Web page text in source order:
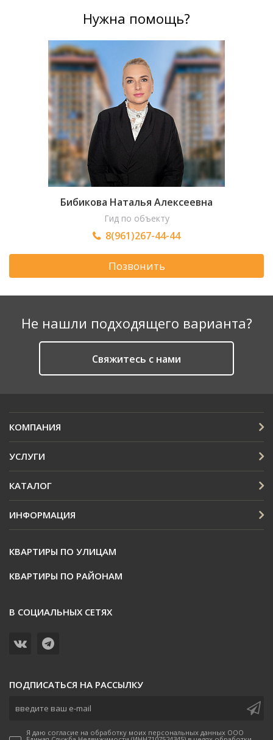
Нужна помощь?
Бибикова Наталья Алексеевна
Гид по объекту
8(961)267-44-44
Позвонить
Не нашли подходящего варианта?
Cвяжитесь с нами
КОМПАНИЯ
УСЛУГИ
КАТАЛОГ
ИНФОРМАЦИЯ
КВАРТИРЫ ПО УЛИЦАМ
КВАРТИРЫ ПО РАЙОНАМ
В СОЦИАЛЬНЫХ СЕТЯХ
ПОДПИСАТЬСЯ НА РАССЫЛКУ
Я даю согласие на обработку моих персональных данных ООО